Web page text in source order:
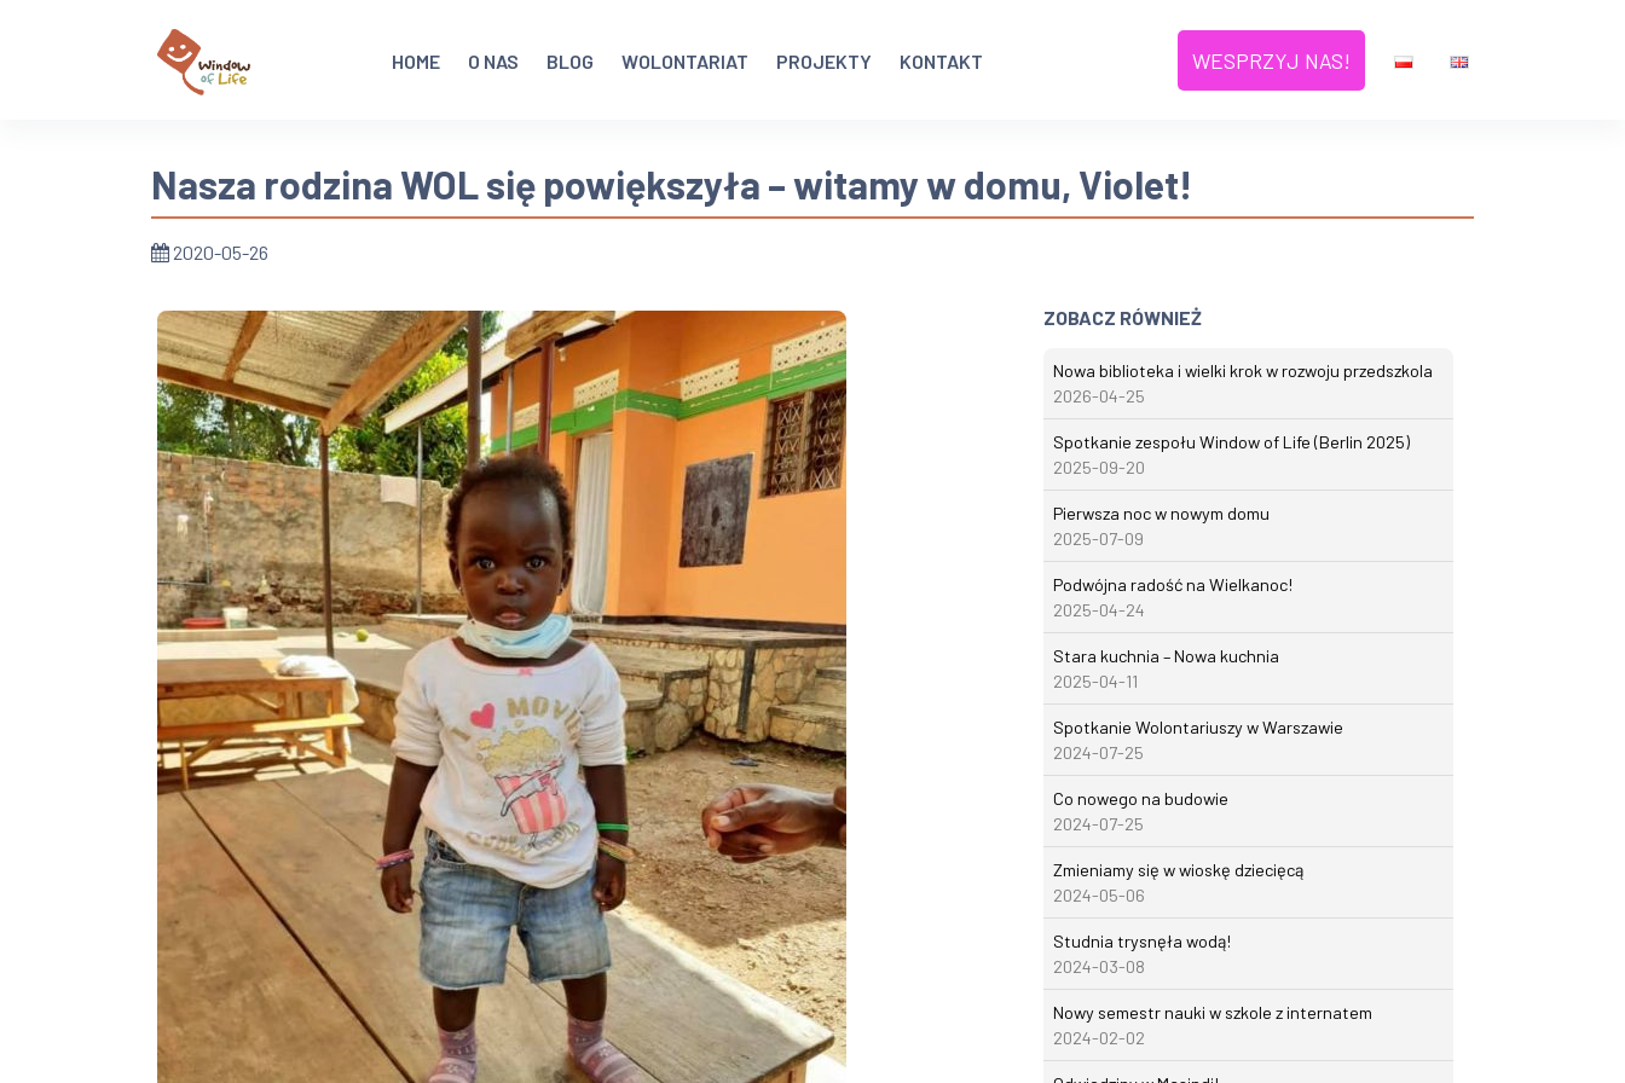
HOME O NAS BLOG WOLONTARIAT PROJEKTY KONTAKT WESPRZYJ NAS!
Nasza rodzina WOL się powiększyła – witamy w domu, Violet!
2020-05-26
ZOBACZ RÓWNIEŻ
Nowa biblioteka i wielki krok w rozwoju przedszkola
2026-04-25
Spotkanie zespołu Window of Life (Berlin 2025)
2025-09-20
Pierwsza noc w nowym domu
2025-07-09
Podwójna radość na Wielkanoc!
2025-04-24
Stara kuchnia – Nowa kuchnia
2025-04-11
Spotkanie Wolontariuszy w Warszawie
2024-07-25
Co nowego na budowie
2024-07-25
Zmieniamy się w wioskę dziecięcą
2024-05-06
Studnia trysnęła wodą!
2024-03-08
Nowy semestr nauki w szkole z internatem
2024-02-02